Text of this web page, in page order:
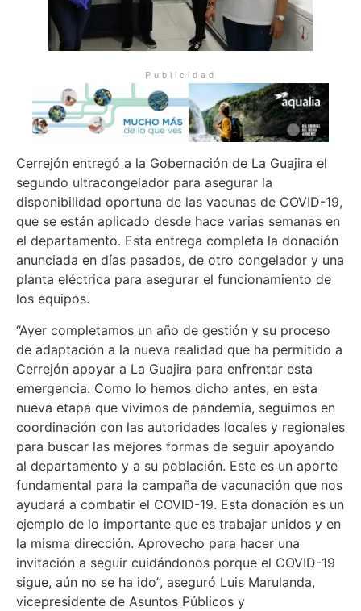
Publicidad
Cerrejón entregó a la Gobernación de La Guajira el
segundo ultracongelador para asegurar la
disponibilidad oportuna de las vacunas de COVID-19,
que se están aplicado desde hace varias semanas en
el departamento. Esta entrega completa la donación
anunciada en días pasados, de otro congelador y una
planta eléctrica para asegurar el funcionamiento de
los equipos.
“Ayer completamos un año de gestión y su proceso
de adaptación a la nueva realidad que ha permitido a
Cerrejón apoyar a La Guajira para enfrentar esta
emergencia. Como lo hemos dicho antes, en esta
nueva etapa que vivimos de pandemia, seguimos en
coordinación con las autoridades locales y regionales
para buscar las mejores formas de seguir apoyando
al departamento y a su población. Este es un aporte
fundamental para la campaña de vacunación que nos
ayudará a combatir el COVID-19. Esta donación es un
ejemplo de lo importante que es trabajar unidos y en
la misma dirección. Aprovecho para hacer una
invitación a seguir cuidándonos porque el COVID-19
sigue, aún no se ha ido”, aseguró Luis Marulanda,
vicepresidente de Asuntos Públicos y